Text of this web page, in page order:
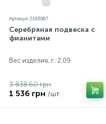
Артикул: 2193067
Серебряная подвеска с
фианитами
Вес изделия, г.: 2,09
3 838.60 грн
1 536 грн /шт.